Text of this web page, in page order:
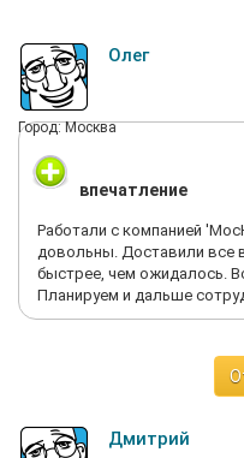
Олег
Город: Москва
впечатление
Работали с компанией
довольны. Доставили все
быстрее, чем ожидалось.
Планируем и дальше
Дмитрий